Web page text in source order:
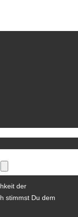
der
stimmst Du dem